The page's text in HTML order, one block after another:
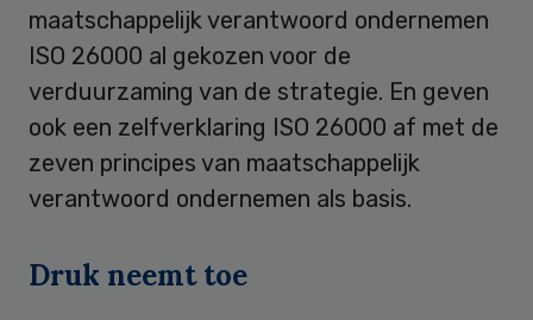
maatschappelijk verantwoord ondernemen
ISO 26000 al gekozen voor de
verduurzaming van de strategie. En geven
ook een zelfverklaring ISO 26000 af met de
zeven principes van maatschappelijk
verantwoord ondernemen als basis.
Druk neemt toe